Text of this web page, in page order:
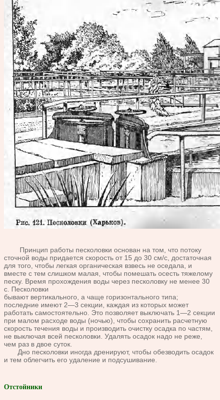
Принцип работы песколовки основан на том, что потоку
сточной воды придается скорость от 15 до 30 см/с, достаточная
для того, чтобы легкая органическая взвесь не оседала, и
вместе с тем слишком малая, чтобы помешать осесть тяжелому
песку. Время прохождения воды через песколовку не менее 30
с. Песколовки
бывают вертикального, а чаще горизонтального типа;
последние имеют 2—3 секции, каждая из которых может
работать самостоятельно. Это позволяет выключать 1—2 секции
при малом расходе воды (ночью), чтобы сохранить расчетную
скорость течения воды и производить очистку осадка по частям,
не выключая всей песколовки. Удалять осадок надо не реже,
чем раз в двое суток.
Дно песколовки иногда дренируют, чтобы обезводить осадок
и тем облегчить его удаление и подсушивание.
Отстойники